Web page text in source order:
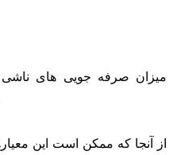
میزان صرفه جویی های ناشی
از آنجا كه ممكن است این